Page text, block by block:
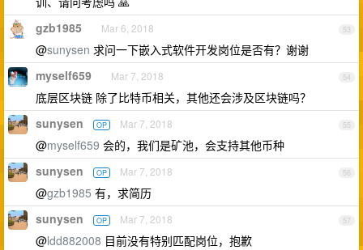
53
gzb1985 Mar 6, 2018
@sunysen 求问一下嵌入式软件开发岗位是否有？谢谢
54
myself659 Mar 7, 2018
底层区块链 除了比特币相关，其他还会涉及区块链吗？
55
sunysen OP Mar 7, 2018
@myself659 会的，我们是矿池，会支持其他币种
56
sunysen OP Mar 7, 2018
@gzb1985 有，求简历
57
sunysen OP Mar 7, 2018
@ldd882008 目前没有特别匹配岗位，抱歉